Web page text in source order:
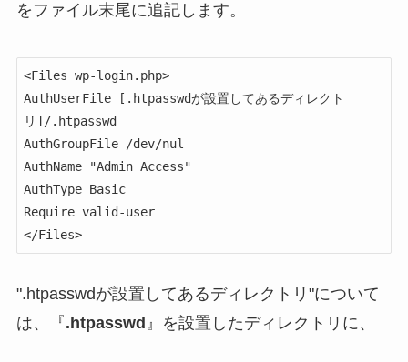
をファイル末尾に追記します。
<Files wp-login.php>
AuthUserFile [.htpasswdが設置してあるディレクト
リ]/.htpasswd
AuthGroupFile /dev/nul
AuthName "Admin Access"
AuthType Basic
Require valid-user
</Files>
".htpasswdが設置してあるディレクトリ"について
は、『.htpasswd 』を設置したディレクトリに、